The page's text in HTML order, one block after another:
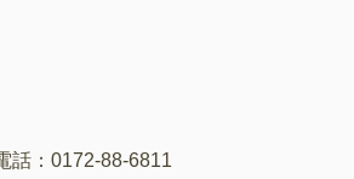
話：0172-88-6811